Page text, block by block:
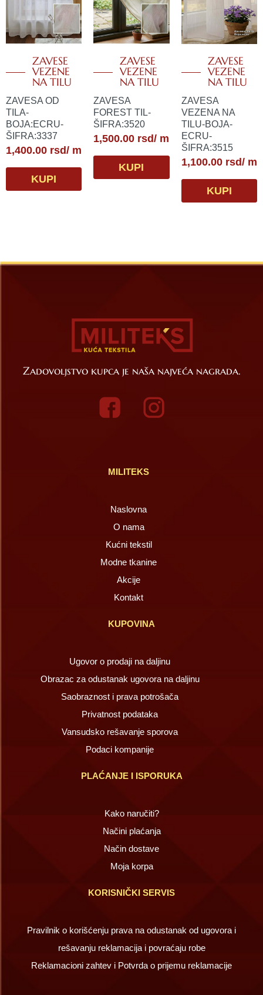
ZAVESE
VEZENE
NA TILU
ZAVESA OD
TILA-
BOJA:ECRU-
ŠIFRA:3337
1,400.00 rsd/ m
KUPI
ZAVESE
VEZENE
NA TILU
ZAVESA
FOREST TIL-
ŠIFRA:3520
1,500.00 rsd/ m
KUPI
ZAVESE
VEZENE
NA TILU
ZAVESA
VEZENA NA
TILU-BOJA-
ECRU-
ŠIFRA:3515
1,100.00rsd/ m
KUPI
Zadovoljstvo kupca je naša najveća nagrada.
MILITEKS
Naslovna
O nama
Kućni tekstil
Modne tkanine
Akcije
Kontakt
KUPOVINA
Ugovor o prodaji na daljinu
Obrazac za odustanak ugovora na daljinu
Saobraznost i prava potrošača
Privatnost podataka
Vansudsko rešavanje sporova
Podaci kompanije
PLAĆANJE I ISPORUKA
Kako naručiti?
Načini plaćanja
Način dostave
Moja korpa
KORISNIČKI SERVIS
Pravilnik o korišćenju prava na odustanak od ugovora i
rešavanju reklamacija i povraćaju robe
Reklamacioni zahtev i Potvrda o prijemu reklamacije